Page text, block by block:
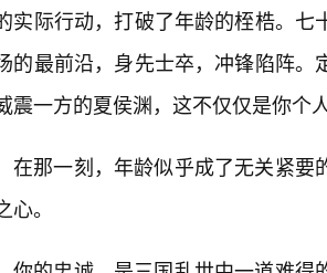
实际行动，打破了年龄的桎梏。
的最前沿，身先士卒，冲锋陷阵
震一方的夏侯渊，这不仅仅是你个
在那一刻，年龄似乎成了无关紧要
心。